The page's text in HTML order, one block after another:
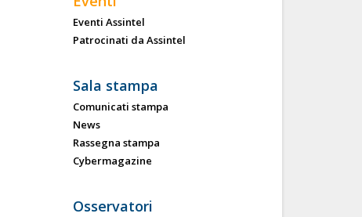
Eventi Assintel
Patrocinati da Assintel
Sala stampa
Comunicati stampa
News
Rassegna stampa
Cybermagazine
Osservatori